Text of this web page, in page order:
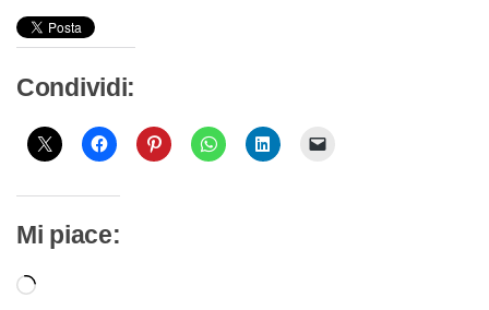
Condividi:
Mi piace:
Caricamento